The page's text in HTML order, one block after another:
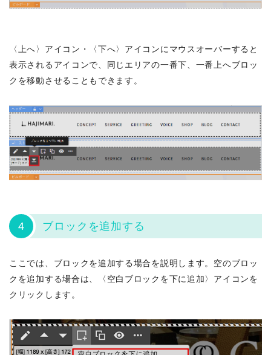
〈上へ〉アイコン・〈下へ〉アイコンにマウスオーバーすると
表示されるアイコンで、同じエリアの一番下、一番上へブロッ
クを移動させることもできます。
4 ブロックを追加する
ここでは、ブロックを追加する場合を説明します。空のブロッ
クを追加する場合は、〈空白ブロックを下に追加〉アイコンを
クリックします。